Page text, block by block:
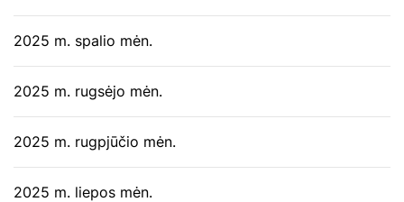
2025 m. spalio mėn.
2025 m. rugsėjo mėn.
2025 m. rugpjūčio mėn.
2025 m. liepos mėn.